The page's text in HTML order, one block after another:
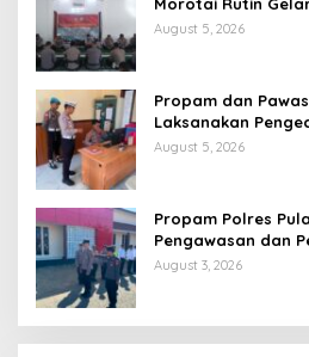
Personel
August 5, 2026
Propam dan
Laksanakan
Pastikan
August 5, 2026
Propam Polres
Pengawasan dan
Saat Apel Serah
August 3, 2026